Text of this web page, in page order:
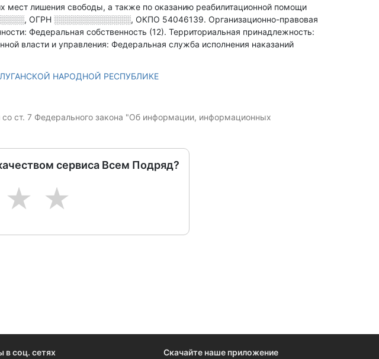
мест лишения свободы, а также по оказанию реабилитационной помощи
, ОГРН ░░░░░░░░░░░░░, ОКПО 54046139. Организационно-правовая
Федеральная собственность (12). Территориальная принадлежность:
власти и управления: Федеральная служба исполнения наказаний
НАРОДНОЙ РЕСПУБЛИКЕ
ст. 7 Федерального закона "Об информации, информационных
сервиса Всем Подряд?
5
4
в соц. сетях Скачайте наше приложение